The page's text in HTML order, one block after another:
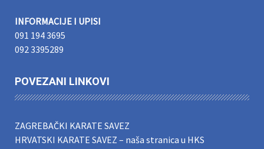
INFORMACIJE I UPISI
091 194 3695
092 3395289
POVEZANI LINKOVI
ZAGREBAČKI KARATE SAVEZ
HRVATSKI KARATE SAVEZ – naša stranica u HKS